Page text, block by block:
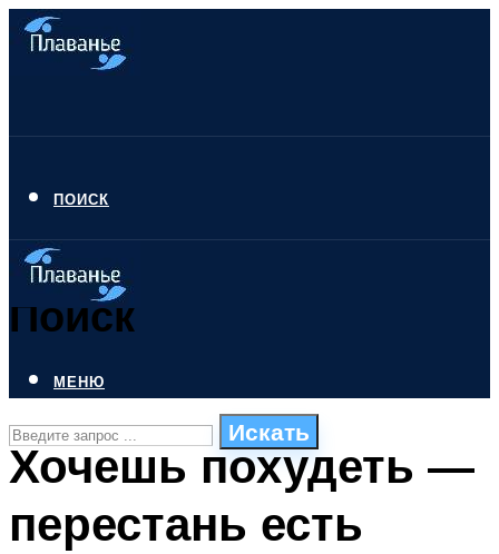
ПОИСК
Поиск
Искать
ПЛАВАНЬЕ ДЛЯ ДЕТЕЙ
МЕНЮ
Хочешь похудеть —
перестань есть